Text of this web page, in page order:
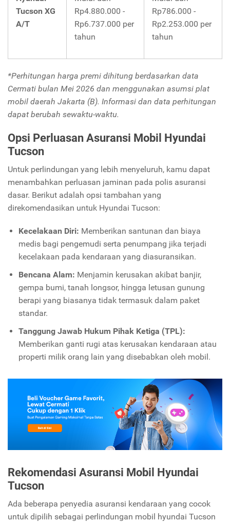
Tucson XG
A/T
Rp4.880.000 -
Rp6.737.000 per
tahun
Rp786.000 -
Rp2.253.000 per
tahun
*Perhitungan harga premi dihitung berdasarkan data
Cermati bulan Mei 2026 dan menggunakan asumsi plat
mobil daerah Jakarta (B). Informasi dan data perhitungan
dapat berubah sewaktu-waktu.
Opsi Perluasan Asuransi Mobil Hyundai
Tucson
Untuk perlindungan yang lebih menyeluruh, kamu dapat
menambahkan perluasan jaminan pada polis asuransi
dasar. Berikut adalah opsi tambahan yang
direkomendasikan untuk Hyundai Tucson:
Kecelakaan Diri: Memberikan santunan dan biaya
medis bagi pengemudi serta penumpang jika terjadi
kecelakaan pada kendaraan yang diasuransikan.
Bencana Alam: Menjamin kerusakan akibat banjir,
gempa bumi, tanah longsor, hingga letusan gunung
berapi yang biasanya tidak termasuk dalam paket
standar.
Tanggung Jawab Hukum Pihak Ketiga (TPL):
Memberikan ganti rugi atas kerusakan kendaraan atau
properti milik orang lain yang disebabkan oleh mobil.
Rekomendasi Asuransi Mobil Hyundai
Tucson
Ada beberapa penyedia asuransi kendaraan yang cocok
untuk dipilih sebagai perlindungan mobil hyundai Tucson